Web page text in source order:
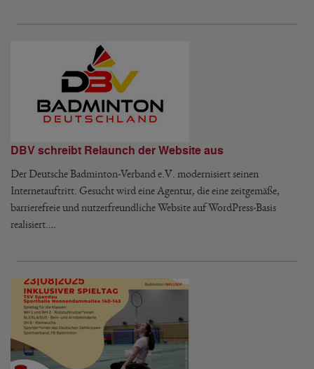
DBV schreibt Relaunch der Website aus
Der Deutsche Badminton-Verband e.V. modernisiert seinen
Internetauftritt. Gesucht wird eine Agentur, die eine zeitgemäße,
barrierefreie und nutzerfreundliche Website auf WordPress-Basis
realisiert.…